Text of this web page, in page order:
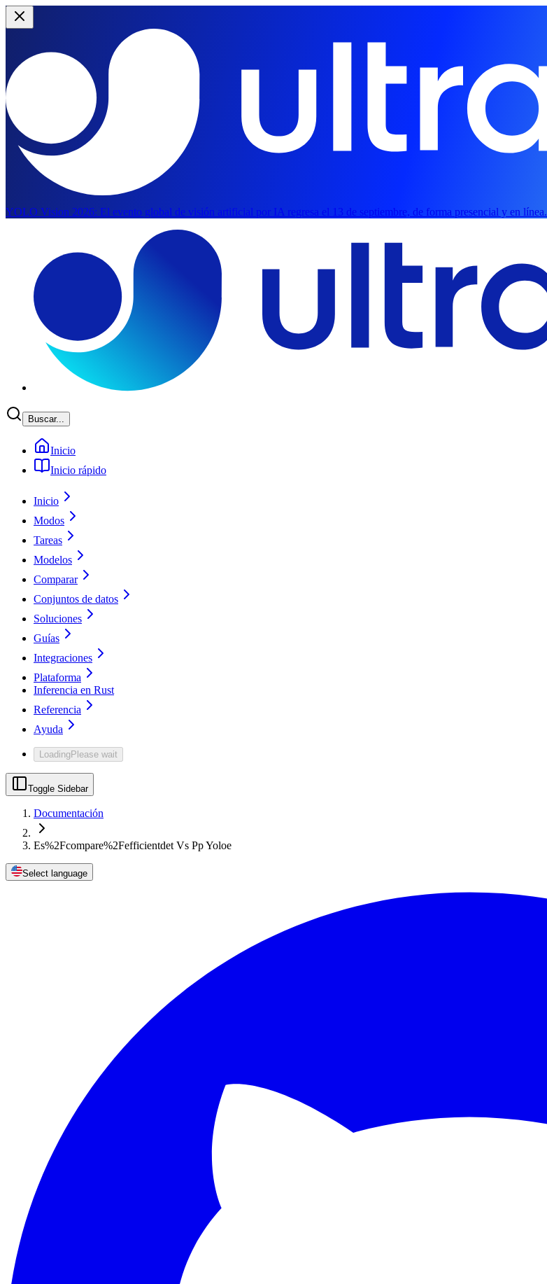
YOLO Vision 2026: El evento global de visión artificial por IA regresa el 13 de septiembre, de forma presencial y en línea.
Buscar...
Inicio
Inicio rápido
Inicio
Modos
Tareas
Modelos
Comparar
Conjuntos de datos
Soluciones
Guías
Integraciones
Plataforma
Inferencia en Rust
Referencia
Ayuda
LoadingPlease wait
Toggle Sidebar
Documentación
Es%2Fcompare%2Fefficientdet Vs Pp Yoloe
Select language